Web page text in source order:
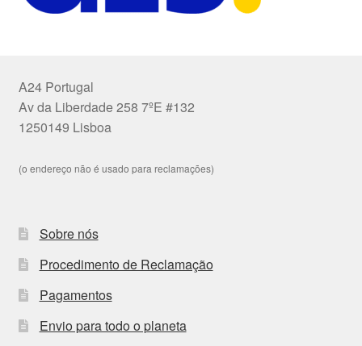
A24 Portugal
Av da Liberdade 258 7ºE #132
1250149 Lisboa
(o endereço não é usado para reclamações)
Sobre nós
Procedimento de Reclamação
Pagamentos
Envio para todo o planeta